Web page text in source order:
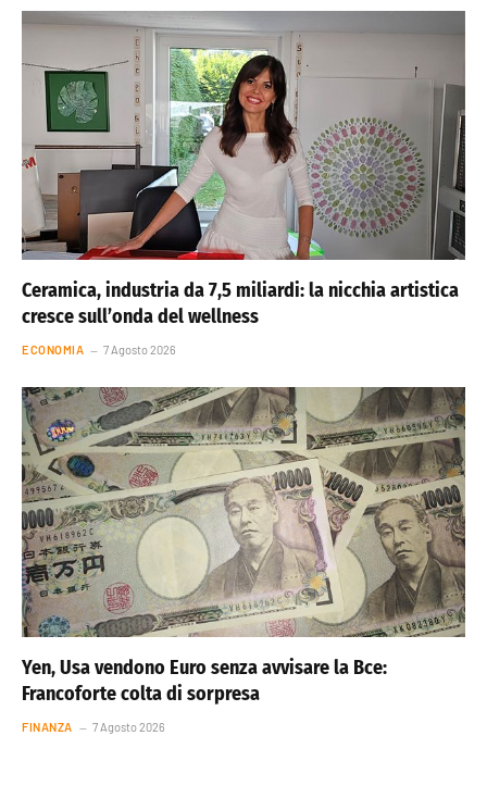
Ceramica, industria da 7,5 miliardi: la nicchia artistica
cresce sull’onda del wellness
ECONOMIA 7 Agosto 2026
Yen, Usa vendono Euro senza avvisare la Bce:
Francoforte colta di sorpresa
FINANZA 7 Agosto 2026